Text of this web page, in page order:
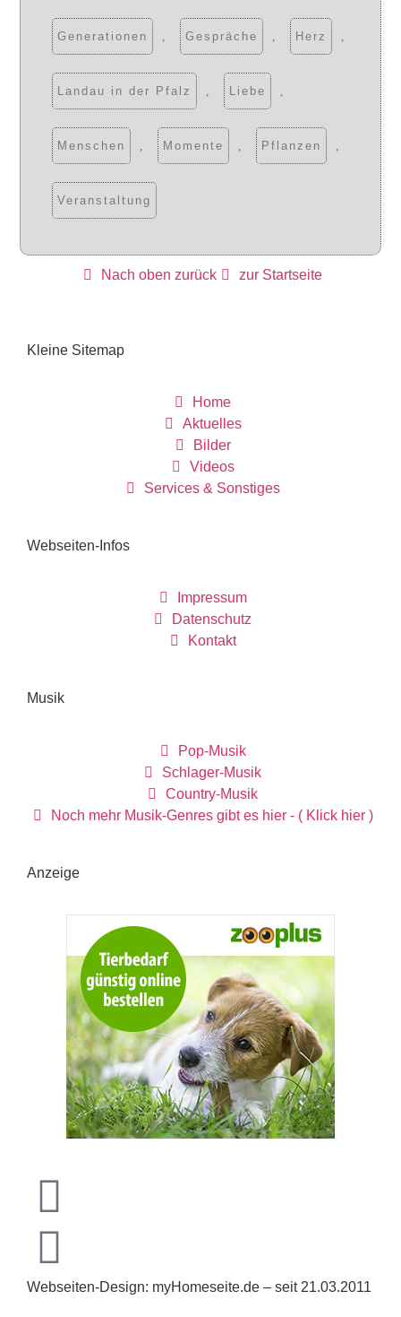
Generationen Gespräche Herz
Landau in der Pfalz Liebe
Menschen Momente Pflanzen
Veranstaltung
Nach oben zurück zur Startseite
Kleine Sitemap
Home
Aktuelles
Bilder
Videos
Services & Sonstiges
Webseiten-Infos
Impressum
Datenschutz
Kontakt
Musik
Pop-Musik
Schlager-Musik
Country-Musik
Noch mehr Musik-Genres gibt es hier - ( Klick hier )
Anzeige
Webseiten-Design: myHomeseite.de – seit 21.03.2011